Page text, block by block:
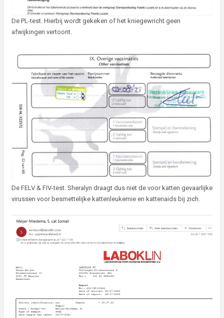
De PL-test. Hierbij wordt gekeken of het kniegewricht geen
afwijkingen vertoont.
De FELV & FIV-test. Sheralyn draagt dus niet de voor katten gevaarlijke
virussen voor besmettelijke kattenleukemie en kattenaids bij zich.